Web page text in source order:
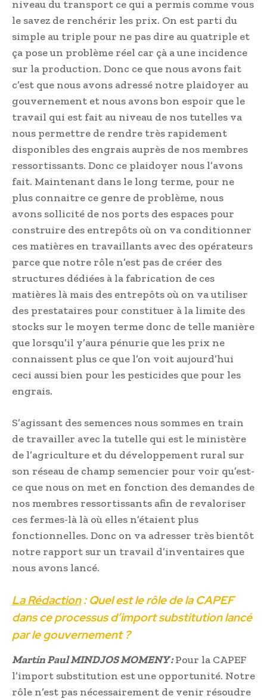
niveau du transport ce qui a permis comme vous
le savez de renchérir les prix. On est parti du
simple au triple pour ne pas dire au quatriple et
ça pose un problème réel car çà a une incidence
sur la production. Donc ce que nous avons fait
c’est que nous avons adressé notre plaidoyer au
gouvernement et nous avons bon espoir que le
travail qui est fait au niveau de nos tutelles va
nous permettre de rendre très rapidement
disponibles des engrais auprès de nos membres
ressortissants. Donc ce plaidoyer nous l’avons
fait. Maintenant dans le long terme, pour ne
plus connaitre ce genre de problème, nous
avons sollicité de nos ports des espaces pour
construire des entrepôts où on va conditionner
ces matières en travaillants avec des opérateurs
parce que notre rôle n’est pas de créer des
structures dédiées à la fabrication de ces
matières là mais des entrepôts où on va utiliser
des prestataires pour constituer à la limite des
stocks sur le moyen terme donc de telle manière
que lorsqu’il y’aura pénurie que les prix ne
connaissent plus ce que l’on voit aujourd’hui
ceci aussi bien pour les pesticides que pour les
engrais.
S’agissant des semences nous sommes en train
de travailler avec la tutelle qui est le ministère
de l’agriculture et du développement rural sur
son réseau de champ semencier pour voir qu’est-
ce que nous on met en fonction des demandes de
nos membres ressortissants afin de revaloriser
ces fermes-là là où elles n’étaient plus
fonctionnelles. Donc on va adresser très bientôt
notre rapport sur un travail d’inventaires que
nous avons lancé.
La Rédaction: Quel est le rôle de la CAPEF
dans ce processus d’import substitution lancé
par le gouvernement ?
Martin Paul MINDJOS MOMENY :Pour la CAPEF
l’import substitution est une opportunité. Notre
rôle n’est pas nécessairement de venir résoudre